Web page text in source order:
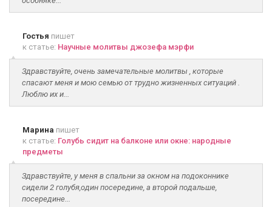
Гостья пишет
к статье: Научные молитвы джозефа мэрфи
Здравствуйте, очень замечательные молитвы , которые
спасают меня и мою семью от трудно жизненных ситуаций .
Люблю их и...
Марина пишет
к статье: Голубь сидит на балконе или окне: народные
предметы
Здравствуйте, у меня в спальни за окном на подоконнике
сидели 2 голубя,один посередине, а второй подальше,
посередине...